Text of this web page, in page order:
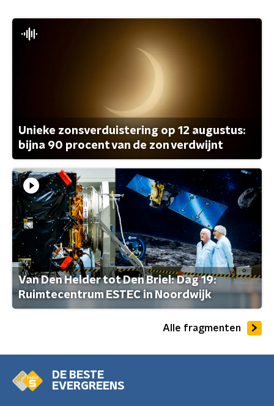
Unieke zonsverduistering op 12 augustus:
bijna 90 procent van de zon verdwijnt
Van Den Helder tot Den Briel: Dag 19:
Ruimtecentrum ESTEC in Noordwijk
Alle fragmenten
DE BESTE
EVERGREENS